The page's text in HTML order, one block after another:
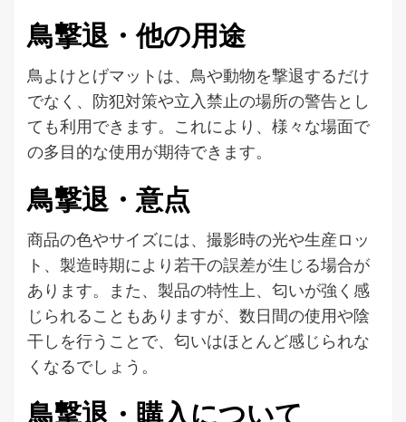
鳥撃退・他の用途
鳥よけとげマットは、鳥や動物を撃退するだけ
でなく、防犯対策や立入禁止の場所の警告とし
ても利用できます。これにより、様々な場面で
の多目的な使用が期待できます。
鳥撃退・意点
商品の色やサイズには、撮影時の光や生産ロッ
ト、製造時期により若干の誤差が生じる場合が
あります。また、製品の特性上、匂いが強く感
じられることもありますが、数日間の使用や陰
干しを行うことで、匂いはほとんど感じられな
くなるでしょう。